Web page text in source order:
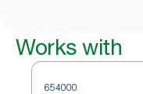
Works with
654000